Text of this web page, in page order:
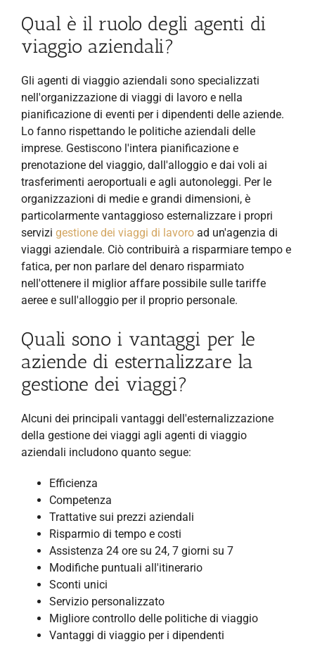
Qual è il ruolo degli agenti di
viaggio aziendali?
Gli agenti di viaggio aziendali sono specializzati
nell'organizzazione di viaggi di lavoro e nella
pianificazione di eventi per i dipendenti delle aziende.
Lo fanno rispettando le politiche aziendali delle
imprese. Gestiscono l'intera pianificazione e
prenotazione del viaggio, dall'alloggio e dai voli ai
trasferimenti aeroportuali e agli autonoleggi. Per le
organizzazioni di medie e grandi dimensioni, è
particolarmente vantaggioso esternalizzare i propri
servizi gestione dei viaggi di lavoro ad un'agenzia di
viaggi aziendale. Ciò contribuirà a risparmiare tempo e
fatica, per non parlare del denaro risparmiato
nell'ottenere il miglior affare possibile sulle tariffe
aeree e sull'alloggio per il proprio personale.
Quali sono i vantaggi per le
aziende di esternalizzare la
gestione dei viaggi?
Alcuni dei principali vantaggi dell'esternalizzazione
della gestione dei viaggi agli agenti di viaggio
aziendali includono quanto segue:
Efficienza
Competenza
Trattative sui prezzi aziendali
Risparmio di tempo e costi
Assistenza 24 ore su 24, 7 giorni su 7
Modifiche puntuali all'itinerario
Sconti unici
Servizio personalizzato
Migliore controllo delle politiche di viaggio
Vantaggi di viaggio per i dipendenti